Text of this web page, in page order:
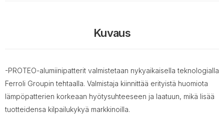
Kuvaus
-PROTEO-alumiinipatterit valmistetaan nykyaikaisella teknologialla
Ferroli Groupin tehtaalla. Valmistaja kiinnittää erityistä huomiota
lämpöpatterien korkeaan hyötysuhteeseen ja laatuun, mikä lisää
tuotteidensa kilpailukykyä markkinoilla.